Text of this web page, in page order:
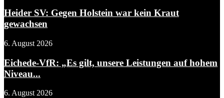
Heider SV: Gegen Holstein war kein Kraut
gewachsen
6. August 2026
Eichede-VfR: „Es gilt, unsere Leistungen auf hohem
Niveau...
6. August 2026